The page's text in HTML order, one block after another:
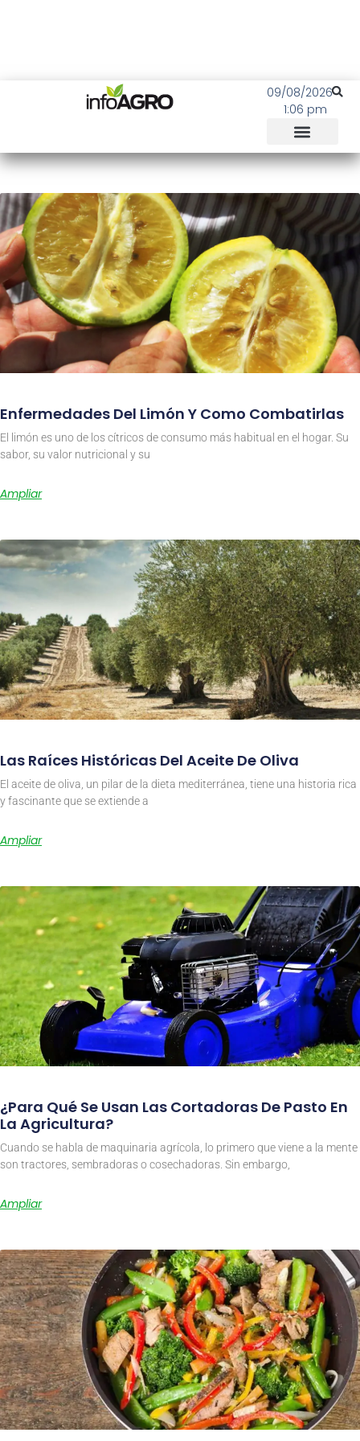
09/08/2026
1:06 pm
Enfermedades Del Limón Y Como Combatirlas
El limón es uno de los cítricos de consumo más habitual en el hogar. Su
sabor, su valor nutricional y su
Ampliar
Las Raíces Históricas Del Aceite De Oliva
El aceite de oliva, un pilar de la dieta mediterránea, tiene una historia rica
y fascinante que se extiende a
Ampliar
¿Para Qué Se Usan Las Cortadoras De Pasto En
La Agricultura?
Cuando se habla de maquinaria agrícola, lo primero que viene a la mente
son tractores, sembradoras o cosechadoras. Sin embargo,
Ampliar